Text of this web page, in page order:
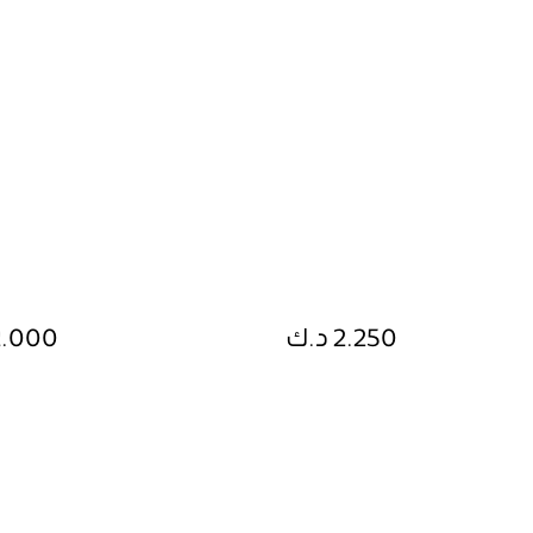
2.250 د.ك 2.000